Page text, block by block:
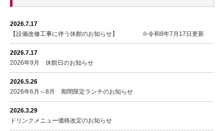
2026.7.17
【設備改修工事に伴う休館のお知らせ】 ※令和8年7月17日更新
2026.7.17
2026年9月 休館日のお知らせ
2026.5.26
2026年6月～8月 期間限定ランチのお知らせ
2026.3.29
ドリンクメニュー価格改定のお知らせ